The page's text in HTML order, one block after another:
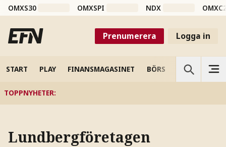
OMXS30 OMXSPI NDX
Prenumerera Logga in
START PLAY FINANSMAGASINET BÖRS VETENSKAP
TOPPNYHETER:
Lundbergföretagen